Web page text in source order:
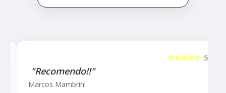
5
☆☆☆☆☆
"Recomendo!!!"
Letícia Brito